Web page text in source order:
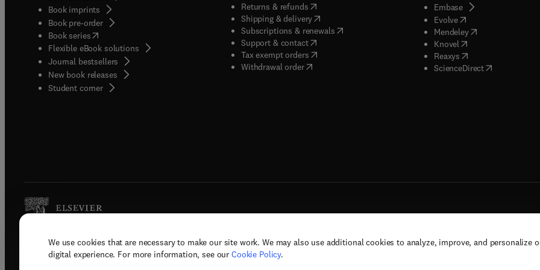
We use cookies that are necessary to make our site work. We may also use additional cookies to analyze, improve, and personalize
digital experience. For more information, see our Cookie Policy.
Book imprints
Book pre-order
Book series(opens in new tab/window
Flexible eBook solutions
Journal bestsellers
New book releases
Student corner( opens in new tab/window
Returns & refunds( opens in new tab/window
Shipping & delivery(opens in new tab/window
Subscriptions & renewals( opens in new tab/window
)
Support & contact( opens in new tab/window
Tax exempt orders( opens in new tab/window
Withdrawal order
Embase( opens in new tab/
Evolve( opens in new tab/
Mendeley( opens in new tab/
Knovel opens in new tab/
Reaxys opens in new tab/
ScienceDirect( opens in new
Copyright © 2026 Elsevier, its licensors, and contributors. All rights are reserved, including those for text and data